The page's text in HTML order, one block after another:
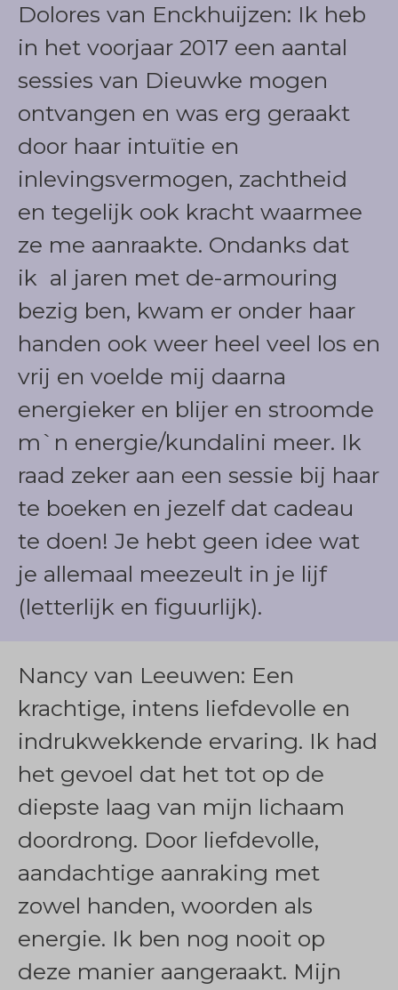
Dolores van Enckhuijzen: Ik heb
in het voorjaar 2017 een aantal
sessies van Dieuwke mogen
ontvangen en was erg geraakt
door haar intuïtie en
inlevingsvermogen, zachtheid
en tegelijk ook kracht waarmee
ze me aanraakte. Ondanks dat
ik al jaren met de-armouring
bezig ben, kwam er onder haar
handen ook weer heel veel los en
vrij en voelde mij daarna
energieker en blijer en stroomde
m`n energie/kundalini meer. Ik
raad zeker aan een sessie bij haar
te boeken en jezelf dat cadeau
te doen! Je hebt geen idee wat
je allemaal meezeult in je lijf
(letterlijk en figuurlijk).
Nancy van Leeuwen: Een
krachtige, intens liefdevolle en
indrukwekkende ervaring. Ik had
het gevoel dat het tot op de
diepste laag van mijn lichaam
doordrong. Door liefdevolle,
aandachtige aanraking met
zowel handen, woorden als
energie. Ik ben nog nooit op
deze manier aangeraakt. Mijn